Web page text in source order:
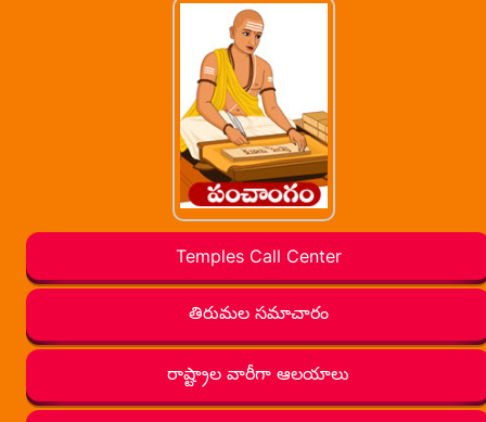
Temples Call Center
తిరుమల సమాచారం
రాష్ట్రాల వారీగా ఆలయాలు